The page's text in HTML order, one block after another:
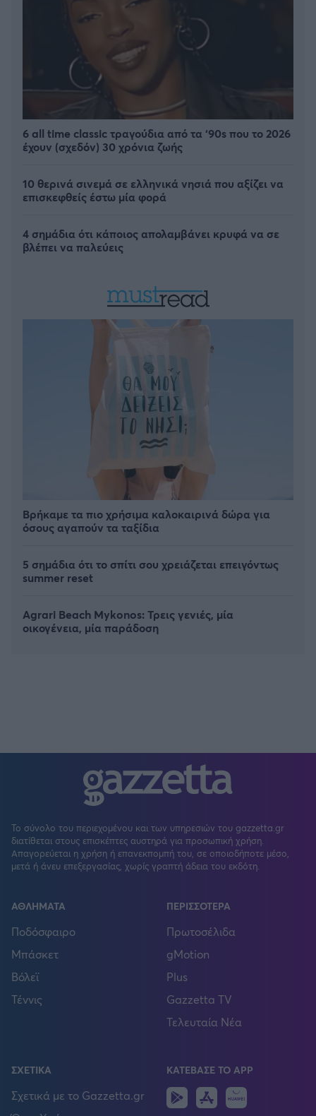
6 all time classic τραγούδια από τα ‘90s που το 2026
έχουν (σχεδόν) 30 χρόνια ζωής
10 θερινά σινεμά σε ελληνικά νησιά που αξίζει να
επισκεφθείς έστω μία φορά
4 σημάδια ότι κάποιος απολαμβάνει κρυφά να σε
βλέπει να παλεύεις
Βρήκαμε τα πιο χρήσιμα καλοκαιρινά δώρα για
όσους αγαπούν τα ταξίδια
5 σημάδια ότι το σπίτι σου χρειάζεται επειγόντως
summer reset
Agrari Beach Mykonos: Τρεις γενιές, μία
οικογένεια, μία παράδοση
Το σύνολο του περιεχομένου και των υπηρεσιών του gazzetta.gr
διατίθεται στους επισκέπτες αυστηρά για προσωπική χρήση.
Απαγορεύεται η χρήση ή επανεκπομπή του, σε οποιοδήποτε μέσο,
μετά ή άνευ επεξεργασίας, χωρίς γραπτή άδεια του εκδότη.
ΑΘΛΗΜΑΤΑ
Ποδόσφαιρο
Μπάσκετ
Βόλεϊ
Τέννις
ΠΕΡΙΣΣΟΤΕΡΑ
Πρωτοσέλιδα
gMotion
Plus
Gazzetta TV
Τελευταία Νέα
ΣΧΕΤΙΚΑ
Σχετικά με το Gazzetta.gr
ΚΑΤΕΒΑΣΕ ΤΟ APP
Android
IOS